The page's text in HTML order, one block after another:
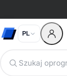
PL